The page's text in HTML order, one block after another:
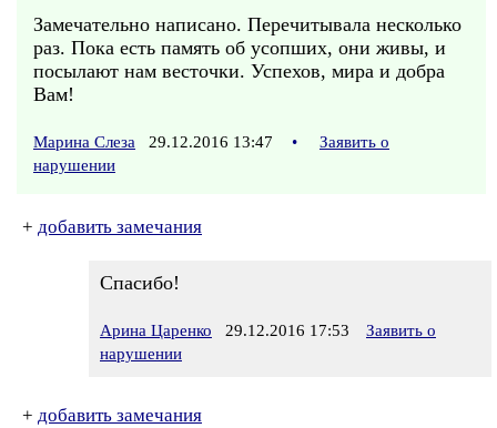
Замечательно написано. Перечитывала несколько
раз. Пока есть память об усопших, они живы, и
посылают нам весточки. Успехов, мира и добра
Вам!
Марина Слеза 29.12.2016 13:47 •
Заявить о
нарушении
+ добавить замечания
Спасибо!
Арина Царенко 29.12.2016 17:53
Заявить о
нарушении
+ добавить замечания